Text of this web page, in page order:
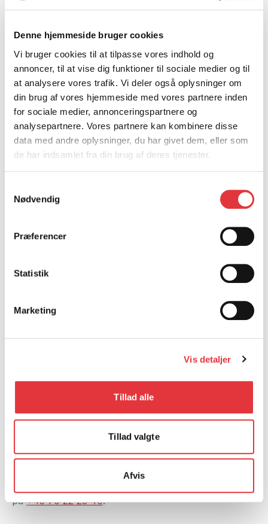
Denne hjemmeside bruger cookies
Vi bruger cookies til at tilpasse vores indhold og
annoncer, til at vise dig funktioner til sociale medier og til
at analysere vores trafik. Vi deler også oplysninger om
din brug af vores hjemmeside med vores partnere inden
for sociale medier, annonceringspartnere og
analysepartnere. Vores partnere kan kombinere disse
data med andre oplysninger, du har givet dem, eller som
de har indsamlet fra din brug af deres tjenester.
Nødvendig
Præferencer
Statistik
Marketing
Vis detaljer
Tillad alle
Tillad valgte
Afvis
Data opbevares på servere i EU. Vi anvender
databehandleraftale (kan rekvireres på
info@channelcrm.dk).
5. Hvor længe?
Henvendelser fra hjemmesiden gemmes i op til 24
måneder. Kundedata gemmes så længe
aftaleforholdet løber + lovpligtig opbevaringsperiode
begrænsning, dataportabilitet og indsigelse. Skriv til
info@channelcrm.dk
7. Sikkerhed
Vi anvender kryptering i transit (TLS) og at-rest,
adgangskontrol med roller, logning og regelmæssig
backup. Hændelser håndteres efter en defineret
incident-procedure.
8. Kontakt
på+45 70 22 25 40.